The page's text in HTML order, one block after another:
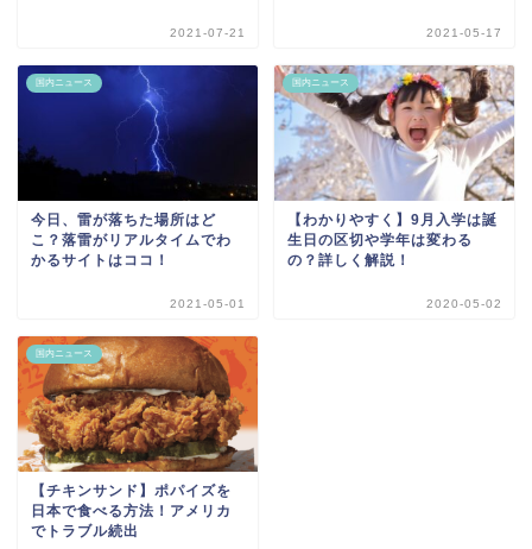
2021-07-21 2021-05-17
国内ニュース
今日、雷が落ちた場所はど
こ？落雷がリアルタイムでわ
かるサイトはココ！
2021-05-01
国内ニュース
【わかりやすく】9月入学は誕
生日の区切や学年は変わる
の？詳しく解説！
2020-05-02
国内ニュース
【チキンサンド】ポパイズを
日本で食べる方法！アメリカ
でトラブル続出